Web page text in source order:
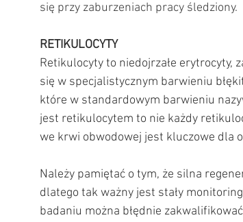
się przy zaburzeniach pracy śledziony.
RETIKULOCYTY
Retikulocyty to niedojrzałe erytrocyty,
się w specjalistycznym barwieniu
które w standardowym barwieniu
jest retikulocytem to nie każdy
we krwi obwodowej jest kluczowe dla
Należy pamiętać o tym, że silna
dlatego tak ważny jest stały
badaniu można błędnie